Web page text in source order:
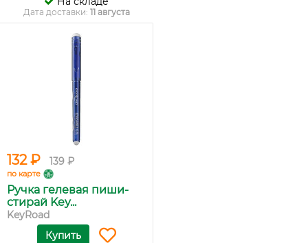
Дата доставки: 11 августа
132 ₽ 139 ₽
по карте
Ручка гелевая пиши-
стирай Key...
KeyRoad
Купить